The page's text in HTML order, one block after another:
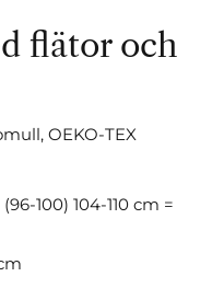
flätor och
OEKO-TEX
100) 104-110 cm =